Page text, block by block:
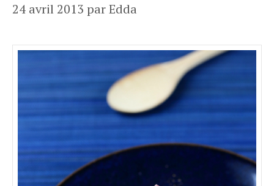
24 avril 2013 parEdda